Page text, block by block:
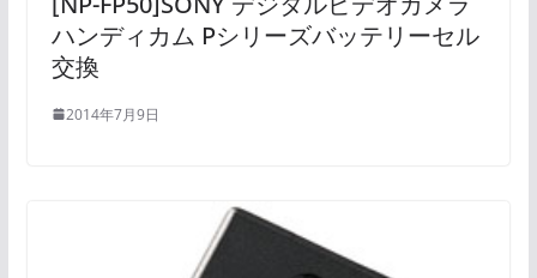
ハンディカム Pシリーズバッテリーセル
交換
2014年7月9日